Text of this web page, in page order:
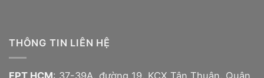
THÔNG TIN LIÊN HỆ